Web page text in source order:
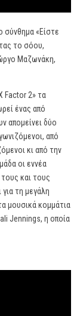
«Είστε
το σόου,
Μαζωνάκη,
Factor 2» τα
ένας από
απομείνει δύο
από
κι από την
οι εννέα
και τους
τη μεγάλη
μουσικά κομμάτια
Jennings, η οποία